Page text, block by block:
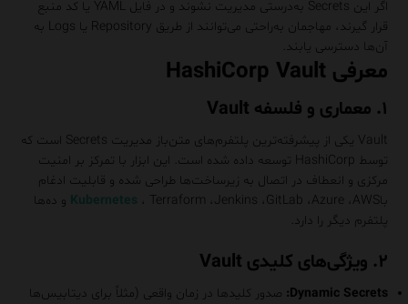
اگر این Secrets به‌درستی مدیریت نشوند و در فایل YAML یا کد منبع
قرار گیرند، مهاجمان به‌راحتی می‌توانند از طریق Repository یا Logs به
آن‌ها دسترسی یابند.
معرفی HashiCorp Vault
۱. معماری و فلسفه Vault
Vault یکی از پیشرفته‌ترین پلتفرم‌های متن‌باز مدیریت Secrets است که
توسط HashiCorp توسعه داده شده است. این ابزار با تمرکز بر امنیت
مرکزی و انعطاف در اتصال به زیرساخت‌ها طراحی شده و قابلیت ادغام
با
Kubernetes ، Terraform ،Jenkins ،GitLab ،Azure ،AWS و ده‌ها
پلتفرم دیگر را دارد.
۲. ویژگی‌های کلیدی Vault
Dynamic Secrets: صدور کلیدها در زمان واقعی (مثلاً برای دیتابیس‌ها